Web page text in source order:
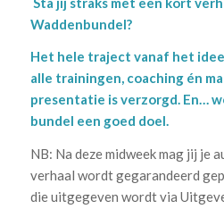
Waddenbundel?
Het hele traject vanaf het
alle trainingen, coaching én
presentatie is verzorgd. En…
bundel een goed doel.
NB: Na deze midweek mag jij je
verhaal wordt gegarandeerd
die uitgegeven wordt via